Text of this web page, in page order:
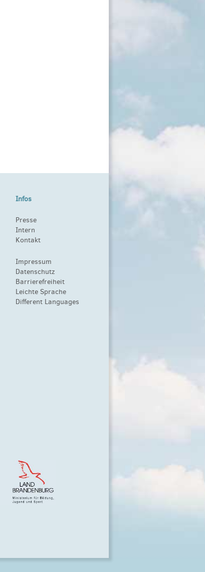
Infos
Presse
Intern
Kontakt
Impressum
Datenschutz
Barrierefreiheit
Leichte Sprache
Different Languages